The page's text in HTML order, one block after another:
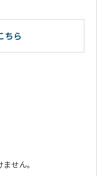
ちら
せん。